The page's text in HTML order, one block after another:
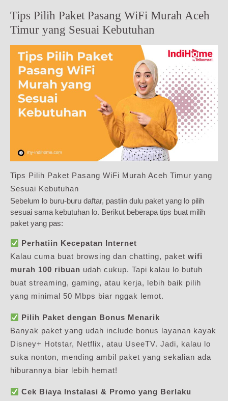
Tips Pilih Paket Pasang WiFi Murah Aceh
Timur yang Sesuai Kebutuhan
Tips Pilih Paket Pasang WiFi Murah Aceh Timur yang
Sesuai Kebutuhan
Sebelum lo buru-buru daftar, pastiin dulu paket yang lo pilih
sesuai sama kebutuhan lo. Berikut beberapa tips buat milih
paket yang pas:
Perhatiin Kecepatan Internet
Kalau cuma buat browsing dan chatting, paket wifi
murah 100 ribuan udah cukup. Tapi kalau lo butuh
buat streaming, gaming, atau kerja, lebih baik pilih
yang minimal 50 Mbps biar nggak lemot.
Pilih Paket dengan Bonus Menarik
Banyak paket yang udah include bonus layanan kayak
Disney+ Hotstar, Netflix, atau UseeTV. Jadi, kalau lo
suka nonton, mending ambil paket yang sekalian ada
hiburannya biar lebih hemat!
Cek Biaya Instalasi & Promo yang Berlaku